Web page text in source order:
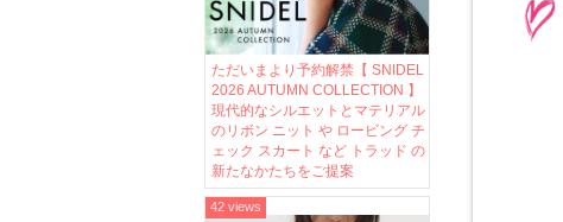
ただいまより予約解禁【 SNIDEL
2026 AUTUMN COLLECTION 】
現代的なシルエットとマテリアル
のリボン ニット や ロービング チ
ェック スカート など トラッド の
新たなかたちをご提案
42 views